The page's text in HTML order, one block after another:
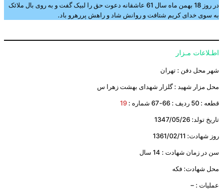
در روز 18 بهمن ماه سال 61 عاشقانه دعوت حق را لبیک گفت و به روی بال ملائک
به سوی خدای کریم شتافت و روانش شاد و راهش پررهرو باد.
اطـلاعات مـزار
شهر محل دفن : تهران
محل مزار شهید : گلزار شهدای بهشت زهرا س
قطعه : 50 ردیف : 66-67 شماره : 19
تاریخ تولد: 1347/05/26
روز شهادت: 1361/02/11
سن در زمان شهادت : 14 سال
محل شهادت: فکه
عملیات : –